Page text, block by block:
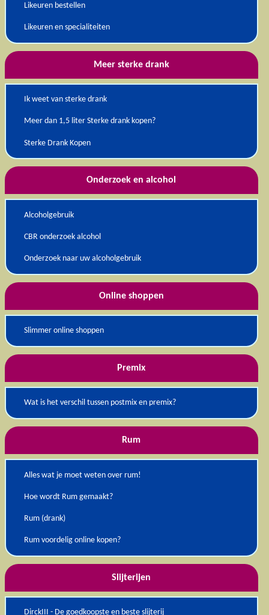
Likeuren bestellen
Likeuren en specialiteiten
Meer sterke drank
Ik weet van sterke drank
Meer dan 1,5 liter Sterke drank kopen?
Sterke Drank Kopen
Onderzoek en alcohol
Alcoholgebruik
CBR onderzoek alcohol
Onderzoek naar uw alcoholgebruik
Online shoppen
Slimmer online shoppen
Premix
Wat is het verschil tussen postmix en premix?
Rum
Alles wat je moet weten over rum!
Hoe wordt Rum gemaakt?
Rum (drank)
Rum voordelig online kopen?
Slijterijen
DirckIII - De goedkoopste en beste slijterij